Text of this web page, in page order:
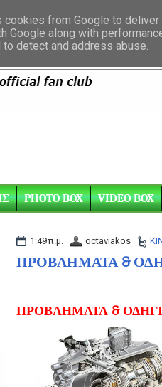
PHOTO BOX VIDEO BOX
1:49 π.μ. octaviakos
ΠΡΟΒΛΗΜΑΤΑ &
ΠΡΟΒΛΗΜΑΤΑ &
from Google to
Google along with
detect and address abuse.